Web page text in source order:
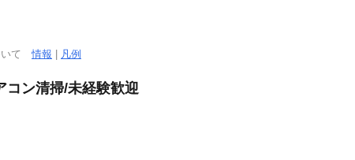
いて情報 | 凡例
コン清掃/未経験歓迎